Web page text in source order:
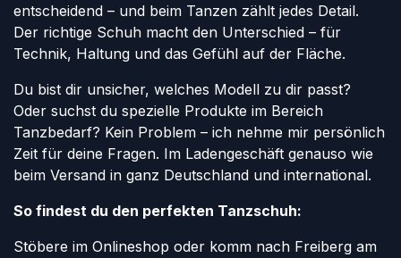
entscheidend – und beim Tanzen zählt jedes Detail.
Der richtige Schuh macht den Unterschied – für
Technik, Haltung und das Gefühl auf der Fläche.
Du bist dir unsicher, welches Modell zu dir passt?
Oder suchst du spezielle Produkte im Bereich
Tanzbedarf? Kein Problem – ich nehme mir persönlich
Zeit für deine Fragen. Im Ladengeschäft genauso wie
beim Versand in ganz Deutschland und international.
So findest du den perfekten Tanzschuh:
Stöbere im Onlineshop oder komm nach Freiberg am